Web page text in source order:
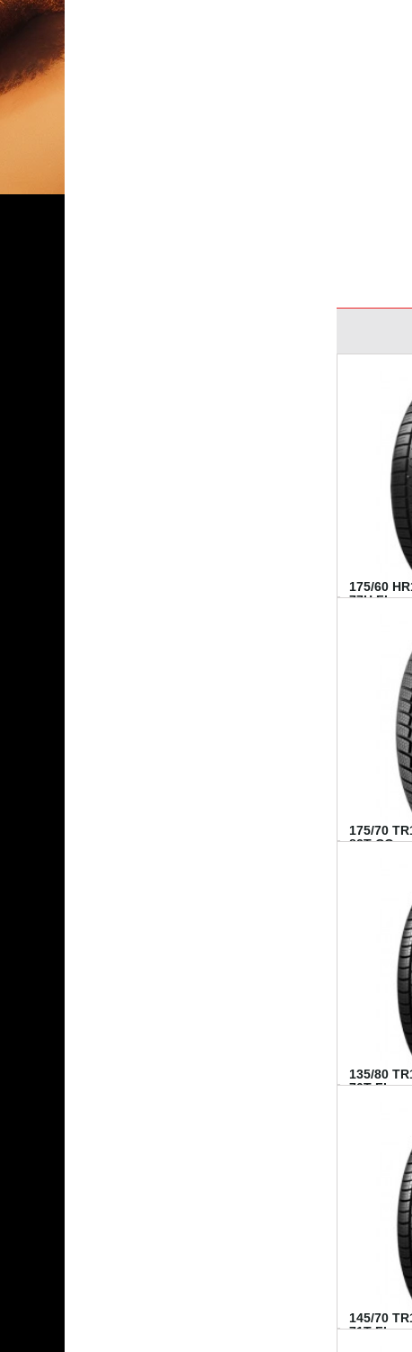
175/60
77H FI...
175/70
82T CO...
135/80
70T FI...
145/70
71T FI...